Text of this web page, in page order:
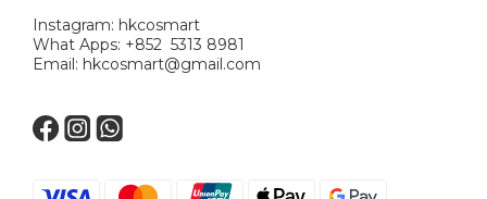
Instagram: hkcosmart
What Apps: +852 5313 8981
Email: hkcosmart@gmail.com